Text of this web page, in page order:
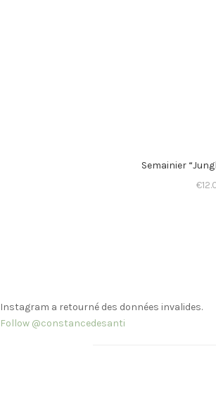
Semainier
€
Instagram a retourné des données invalides.
Follow @constancedesanti